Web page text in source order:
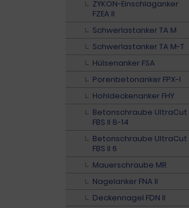
ZYKON-Einschlaganker
FZEA II
Schwerlastanker TA M
Schwerlastanker TA M-T
Hülsenanker FSA
Porenbetonanker FPX-I
Hohldeckenanker FHY
Betonschraube UltraCut
FBS II 8-14
Betonschraube UltraCut
FBS II 6
Mauerschraube MR
Nagelanker FNA II
Deckennagel FDN II